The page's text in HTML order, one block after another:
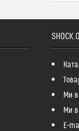
Ми
Ми
E-